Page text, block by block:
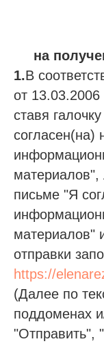
на
1.В
от
ставя
согласен(на)
материалов",
письме "Я
материалов"
отправки
https://
(Далее по
поддоменах
"Отправить",